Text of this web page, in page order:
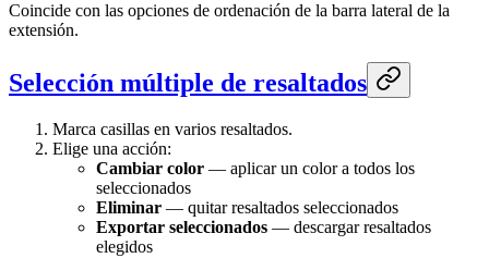
Coincide con las opciones de ordenación de la barra lateral de la
extensión.
Selección múltiple de resaltados
Marca casillas en varios resaltados.
Elige una acción:
Cambiar color — aplicar un color a todos los
seleccionados
Eliminar — quitar resaltados seleccionados
Exportar seleccionados — descargar resaltados
elegidos